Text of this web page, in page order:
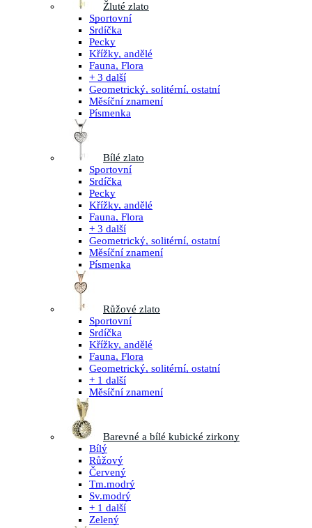
Žluté zlato
Sportovní
Srdíčka
Pecky
Křížky, andělé
Fauna, Flora
+ 3 další
Geometrický, solitérní, ostatní
Měsíční znamení
Písmenka
Bílé zlato
Sportovní
Srdíčka
Pecky
Křížky, andělé
Fauna, Flora
+ 3 další
Geometrický, solitérní, ostatní
Měsíční znamení
Písmenka
Růžové zlato
Sportovní
Srdíčka
Křížky, andělé
Fauna, Flora
Geometrický, solitérní, ostatní
+ 1 další
Měsíční znamení
Barevné a bílé kubické zirkony
Bílý
Růžový
Červený
Tm.modrý
Sv.modrý
+ 1 další
Zelený